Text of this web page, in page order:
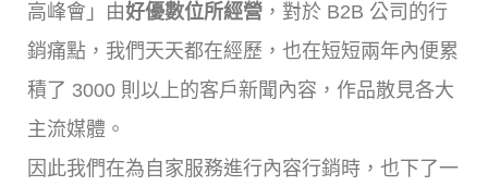
高峰會」由好優數位所經營 ，對於 B2B 公司的行
銷痛點，我們天天都在經歷，也在短短兩年內便累
積了 3000 則以上的客戶新聞內容，作品散見各大
主流媒體。
因此我們在為自家服務進行內容行銷時，也下了一